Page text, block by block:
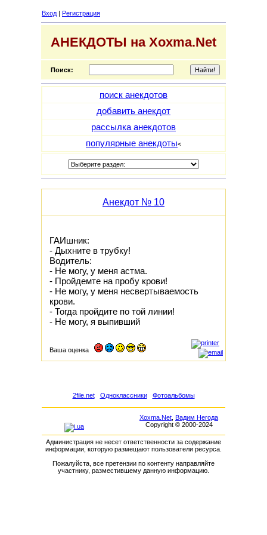
Вход | Регистрация
АНЕКДОТЫ на Xoxma.Net
Поиск:
поиск анекдотов
добавить анекдот
рассылка анекдотов
популярные анекдоты<
Анекдот № 10
ГАИшник:
- Дыхните в трубку!
Водитель:
- Не могу, у меня астма.
- Пройдемте на пробу крови!
- Не могу, у меня несвертываемость
крови.
- Тогда пройдите по той линии!
- Не могу, я выпивший
Ваша оценка
2file.net Одноклассники Фотоальбомы
Xoxma.Net Вадим Негода
Copyright © 2000-2024
Администрация не несет ответственности за содержание
информации, которую размещают пользователи ресурса.
Пожалуйста, все претензии по контенту направляйте
участнику, разместившему данную информацию.